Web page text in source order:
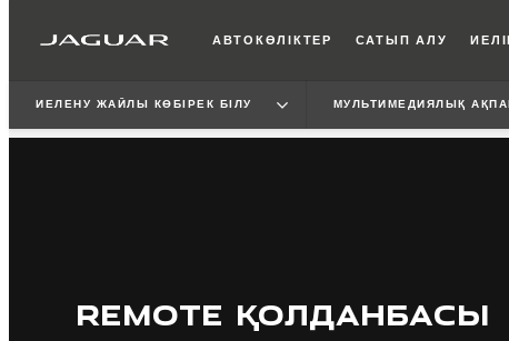
АВТОКӨЛІКТЕР САТЫП АЛУ
ИЕЛЕНУ ЖАЙЛЫ КӨБІРЕК БІЛУ МУЛЬТИМЕДИЯЛЫҚ
REMOTE ҚОЛДАНБАСЫ